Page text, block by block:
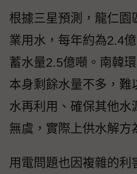
根據三星預測，龍仁園
業用水，每年約為2.4
蓄水量2.5億噸。南韓
本身剩餘水量不多，難
水再利用、確保其他水
無虞，實際上供水解方
用電問題也因複雜的利